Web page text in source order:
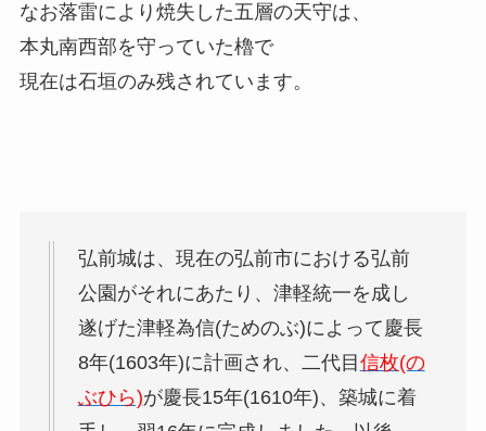
なお落雷により焼失した五層の天守は、
本丸南西部を守っていた櫓で
現在は石垣のみ残されています。
弘前城は、現在の弘前市における弘前
公園がそれにあたり、津軽統一を成し
遂げた津軽為信(ためのぶ)によって慶長
8年(1603年)に計画され、二代目信枚(の
ぶひら)が慶長15年(1610年)、築城に着